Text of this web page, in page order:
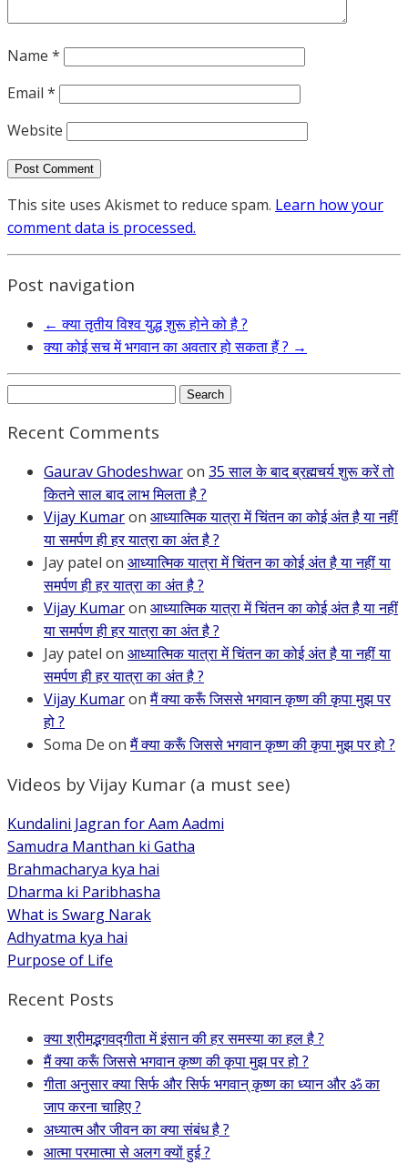
Name *
Email *
Website
This site uses Akismet to reduce spam. Learn how your
comment data is processed.
Post navigation
← क्या तृतीय विश्व युद्ध शुरू होने को है ?
क्या कोई सच में भगवान का अवतार हो सकता हैं ? →
Search
Recent Comments
Gaurav Ghodeshwaron 35 साल के बाद ब्रह्मचर्य शुरू करें तो
कितने साल बाद लाभ मिलता है ?
Vijay Kumaron आध्यात्मिक यात्रा में चिंतन का कोई अंत है या नहीं
या समर्पण ही हर यात्रा का अंत है ?
Jay patel on आध्यात्मिक यात्रा में चिंतन का कोई अंत है या नहीं या
समर्पण ही हर यात्रा का अंत है ?
Vijay Kumaron आध्यात्मिक यात्रा में चिंतन का कोई अंत है या नहीं
या समर्पण ही हर यात्रा का अंत है ?
Jay patel on आध्यात्मिक यात्रा में चिंतन का कोई अंत है या नहीं या
समर्पण ही हर यात्रा का अंत है ?
Vijay Kumaronमैं क्या करूँ जिससे भगवान कृष्ण की कृपा मुझ पर
हो ?
Soma De onमैं क्या करूँ जिससे भगवान कृष्ण की कृपा मुझ पर हो ?
Videos by Vijay Kumar (a must see)
Kundalini Jagran for Aam Aadmi
Samudra Manthan ki Gatha
Brahmacharya kya hai
Dharma ki Paribhasha
What is Swarg Narak
Adhyatma kya hai
Purpose of Life
Recent Posts
क्या श्रीमद्भगवद्गीता में इंसान की हर समस्या का हल है ?
मैं क्या करूँ जिससे भगवान कृष्ण की कृपा मुझ पर हो ?
गीता अनुसार क्या सिर्फ और सिर्फ भगवान् कृष्ण का ध्यान और ॐ का
जाप करना चाहिए ?
अध्यात्म और जीवन का क्या संबंध है ?
आत्मा परमात्मा से अलग क्यों हुई ?